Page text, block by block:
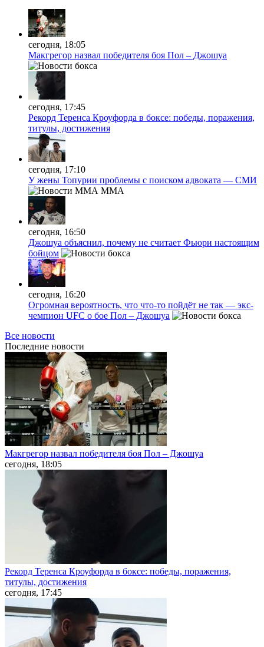
сегодня, 18:05
Макгрегор назвал победителя боя Пол – Джошуа
сегодня, 17:45
Рекорд Теренса Кроуфорда в боксе: победы, поражения,
титулы, достижения
сегодня, 17:10
У жены Топурии проблемы с поиском адвоката — СМИ
MMA
сегодня, 16:50
Джошуа объяснил, почему не считает Фьюри настоящим
бойцом
сегодня, 16:20
Огромная вероятность, что что-то пойдёт не так — экс-
чемпион UFC о бое Пол – Джошуа
Все новости
Последние новости
Макгрегор назвал победителя боя Пол – Джошуа
сегодня, 18:05
Рекорд Теренса Кроуфорда в боксе: победы, поражения,
титулы, достижения
сегодня, 17:45